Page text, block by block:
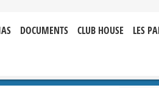
DOCUMENTS CLUB HOUSE LES